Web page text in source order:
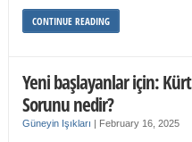
CONTINUE READING
Yeni başlayanlar için: Kürt
Sorunu nedir?
Güneyin Işıkları | February 16, 2025